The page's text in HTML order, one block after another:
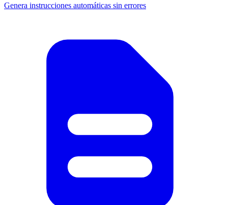
Genera instrucciones automáticas sin errores